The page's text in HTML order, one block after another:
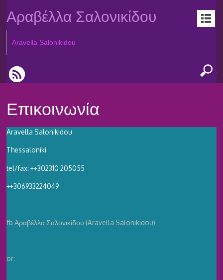
Αραβέλλα Σαλονικίδου
Aravella Salonikidou
Επικοινωνία
Aravella Salonikidou
Thessaloniki
tel/fax: ++302310 205055
++306933224049
fb Αραβέλλα Σαλονικίδου (Aravella Salonikidou)
or: